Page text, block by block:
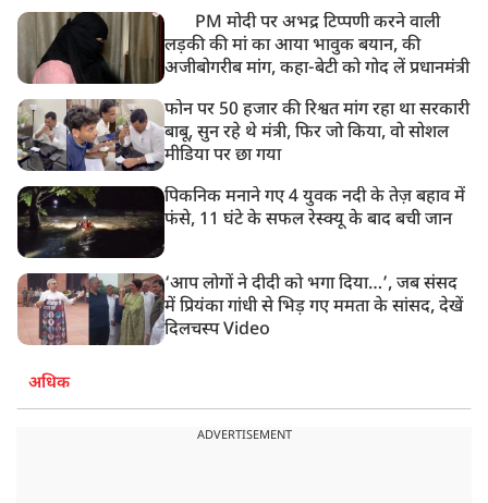
PM मोदी पर अभद्र टिप्पणी करने वाली
लड़की की मां का आया भावुक बयान, की
अजीबोगरीब मांग, कहा-बेटी को गोद लें प्रधानमंत्री
फोन पर 50 हजार की रिश्वत मांग रहा था सरकारी
बाबू, सुन रहे थे मंत्री, फिर जो किया, वो सोशल
मीडिया पर छा गया
पिकनिक मनाने गए 4 युवक नदी के तेज़ बहाव में
फंसे, 11 घंटे के सफल रेस्क्यू के बाद बची जान
‘आप लोगों ने दीदी को भगा दिया…’, जब संसद
में प्रियंका गांधी से भिड़ गए ममता के सांसद, देखें
दिलचस्प Video
अधिक
ADVERTISEMENT